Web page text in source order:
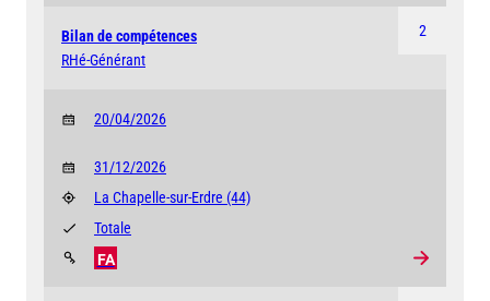
2
Bilan de compétences
RHé-Générant
20/04/2026
31/12/2026
La Chapelle-sur-Erdre (44)
FA
Totale